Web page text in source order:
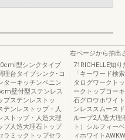
型シンクタイプ
理台タイプシンク･コ
ターキッチンペニン
壁付型ステンレス
プステンレストッ
テンレストップ・人
ストップ・人造大理
プ人造大理石トップ
ラミックトップセラ
右ページから抽出
71RICHELLE知
「キーワード検
タログワークト
ークトップコー
石グロウホワイ
ンレススムース
ループ2人造大理
ト）シルフィー
ィホワイト